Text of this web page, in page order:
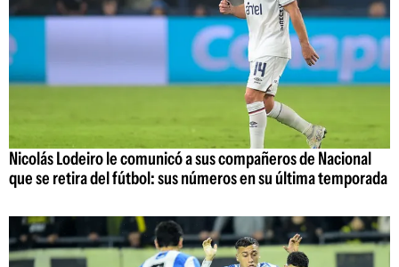
Nicolás Lodeiro le comunicó a sus compañeros de Nacional
que se retira del fútbol: sus números en su última temporada